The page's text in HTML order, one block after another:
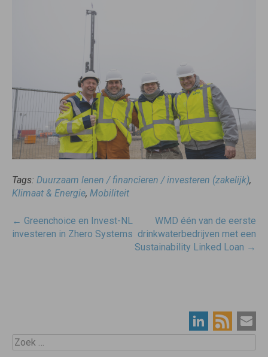
Tags: Duurzaam lenen / financieren / investeren (zakelijk),
Klimaat & Energie, Mobiliteit
Post
navigatie
← Greenchoice en Invest-NL
investeren in Zhero Systems
WMD één van de eerste
drinkwaterbedrijven met een
Sustainability Linked Loan →
Zoek